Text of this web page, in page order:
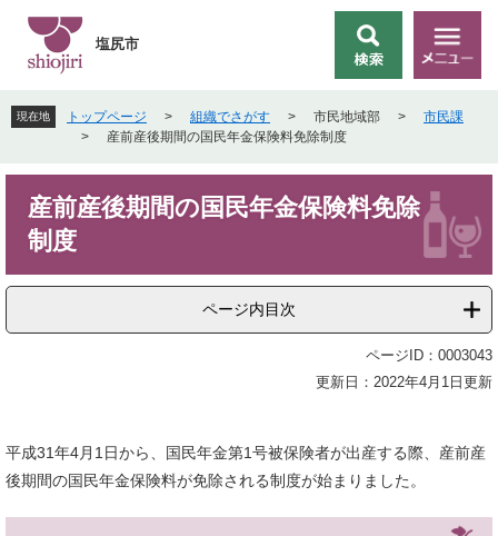
先
頭
す
を
飛
し
索
メ
ニ
ー
塩尻市
現在地 トップページ > 組織でさがす > 市民地域部 >
市民課
>
産前産後期間の国民年金保険料免除制度
産前産後期間の国民年金保険料免除
制度
ページ内目次
ページID：0003043
更新日：2022年4月1日更新
平成31年4月1日から、国民年金第1号被保険者が出産する際、産前産
後期間の国民年金保険料が免除される制度が始まりました。